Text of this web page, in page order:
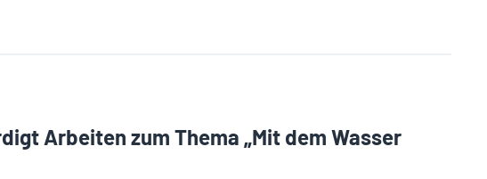
Arbeiten zum Thema „Mit dem Wasser